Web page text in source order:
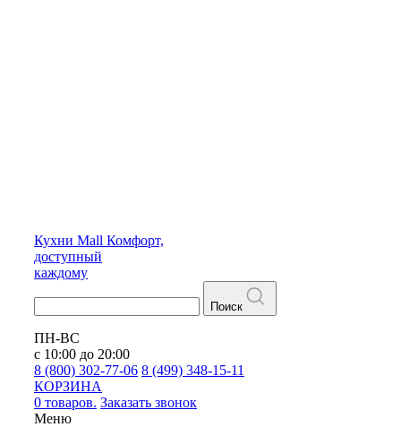
Кухни Mall Комфорт,
доступный
каждому
Поиск
ПН-ВС
с 10:00 до 20:00
8 (800) 302-77-06 8 (499) 348-15-11
КОРЗИНА
0 товаров. Заказать звонок
Меню